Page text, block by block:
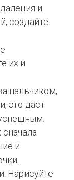
и
создайте
их и
пальчиком,
это даст
и
Нарисуйте